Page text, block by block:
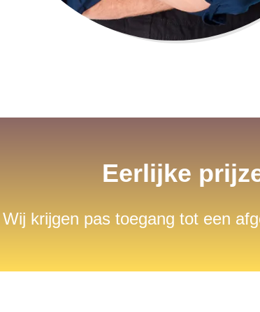
Eerlijke
Wij krijgen pas toegang tot een